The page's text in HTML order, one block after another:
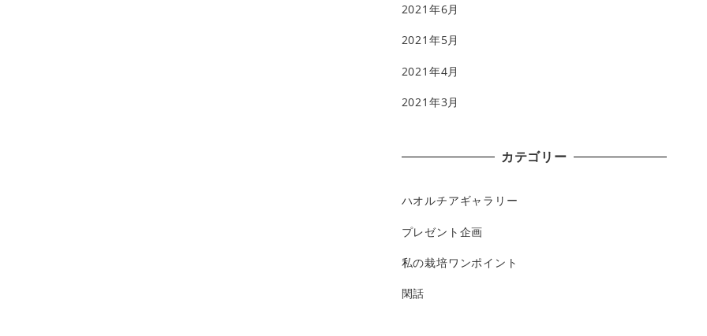
2021年6月
2021年5月
2021年4月
2021年3月
カテゴリー
ハオルチアギャラリー
プレゼント企画
私の栽培ワンポイント
閑話